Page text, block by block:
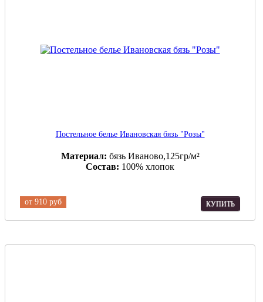
Постельное белье Ивановская бязь "Розы"
Материал: бязь Иваново,125гр/м²
Состав: 100% хлопок
от 910 руб КУПИТЬ